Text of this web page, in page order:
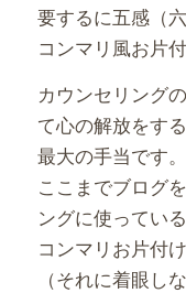
要するに五感（
コンマリ風お片
カウンセリング
て心の解放をする
最大の手当です。
ここまでブログ
ングに使っている
コンマリお片付
（それに着眼し